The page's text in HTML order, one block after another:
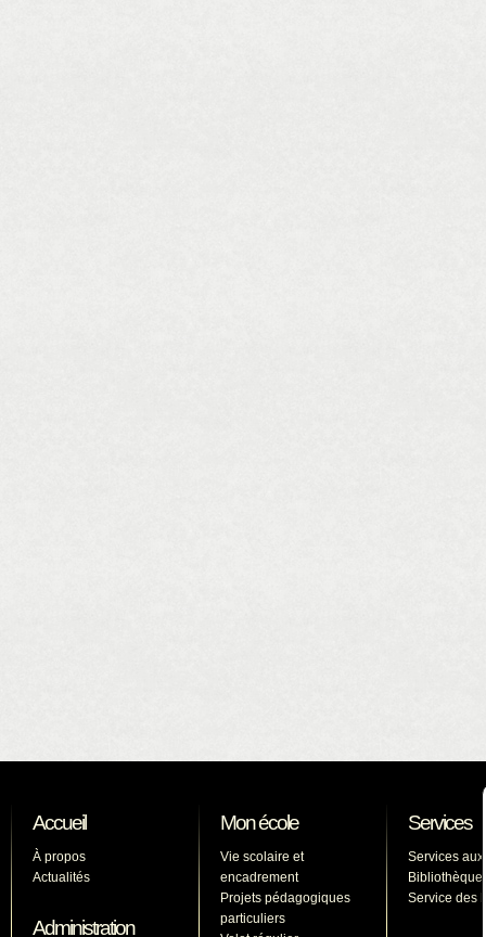
Accueil
À propos
Actualités
Administration
Mon école
Vie scolaire et
encadrement
Projets pédagogiques
particuliers
Services
Services
Bibliothèque
Service des